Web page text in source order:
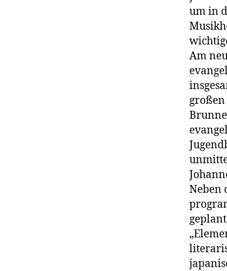
um in
Am
Neben